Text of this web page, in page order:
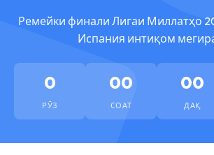
Ремейки финали Лигаи Миллатҳо
Испания интиқом
0
РӮЗ
00
СОАТ
00
ДАҚ